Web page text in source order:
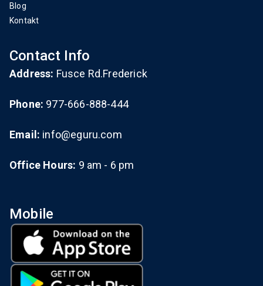
Blog
Kontakt
Contact Info
Address: Fusce Rd.Frederick
Phone: 977-666-888-444
Email: info@eguru.com
Office Hours: 9 am - 6 pm
Mobile